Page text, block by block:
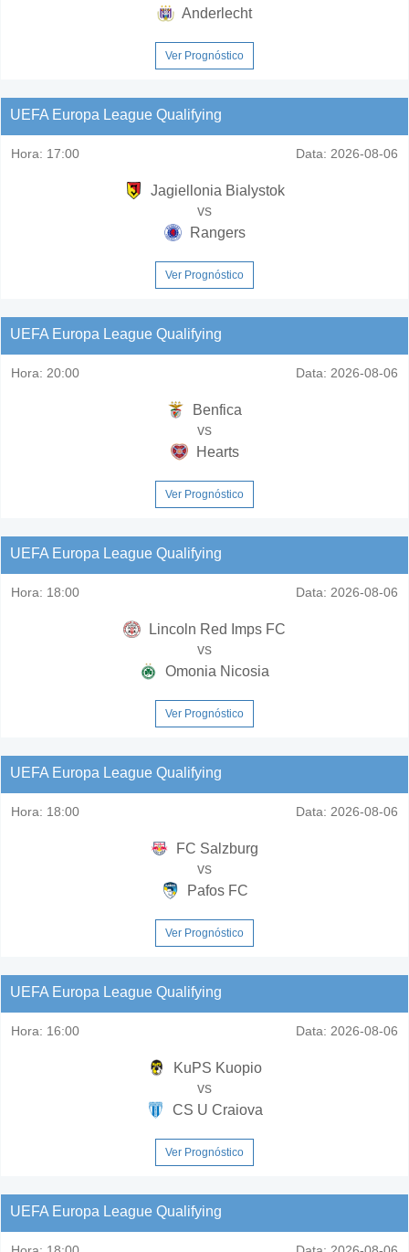
Anderlecht
Ver Prognóstico
UEFA Europa League Qualifying
Hora: 17:00 Data: 2026-08-06
Jagiellonia Bialystok
vs
Rangers
Ver Prognóstico
UEFA Europa League Qualifying
Hora: 20:00 Data: 2026-08-06
Benfica
vs
Hearts
Ver Prognóstico
UEFA Europa League Qualifying
Hora: 18:00 Data: 2026-08-06
Lincoln Red Imps FC
vs
Omonia Nicosia
Ver Prognóstico
UEFA Europa League Qualifying
Hora: 18:00 Data: 2026-08-06
FC Salzburg
vs
Pafos FC
Ver Prognóstico
UEFA Europa League Qualifying
Hora: 16:00 Data: 2026-08-06
KuPS Kuopio
vs
CS U Craiova
Ver Prognóstico
UEFA Europa League Qualifying